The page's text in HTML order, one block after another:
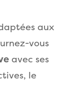
aux
vous
avec ses
le